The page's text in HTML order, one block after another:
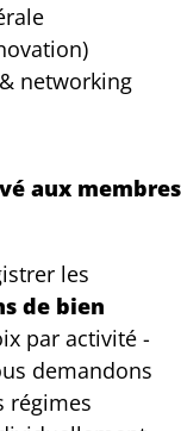
networking
aux membres
les
de bien
par activité -
demandons
régimes